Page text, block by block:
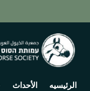
الرئيسيه الأحداث